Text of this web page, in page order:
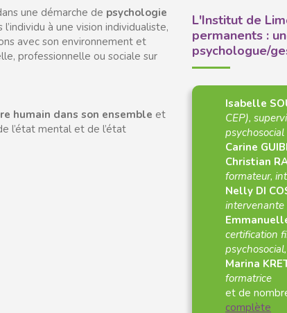
une démarche de psychologie
à une vision individualiste,
avec son environnement et
professionnelle ou sociale sur
humain dans son ensemble et
l’état mental et de l’état
L'Institut de
permanents :
psychologue/
Isabelle
CEP),
psychosocial
Carine
Christian
formateur,
Nelly DI
intervenante
certification
Marina
formatrice
et de
complète